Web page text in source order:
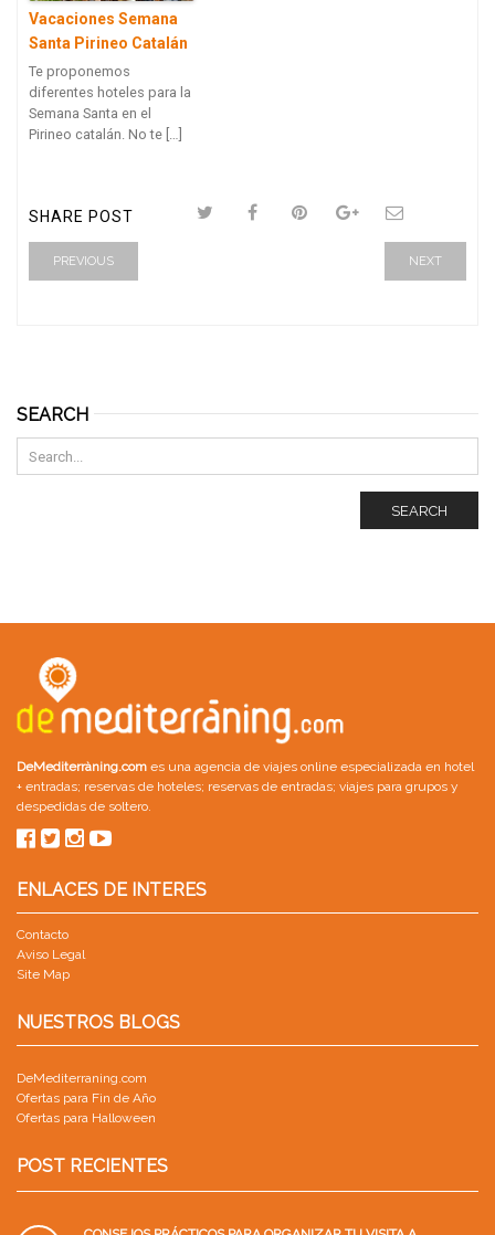
Vacaciones Semana
Santa Pirineo Catalán
Te proponemos
diferentes hoteles para la
Semana Santa en el
Pirineo catalán. No te […]
SHARE POST
PREVIOUS NEXT
SEARCH
SEARCH
DeMediterràning.com es una agencia de viajes online especializada en hotel
+ entradas; reservas de hoteles; reservas de entradas; viajes para grupos y
despedidas de soltero.
ENLACES DE INTERES
Contacto
Aviso Legal
Site Map
NUESTROS BLOGS
DeMediterraning.com
Ofertas para Fin de Año
Ofertas para Halloween
POST RECIENTES